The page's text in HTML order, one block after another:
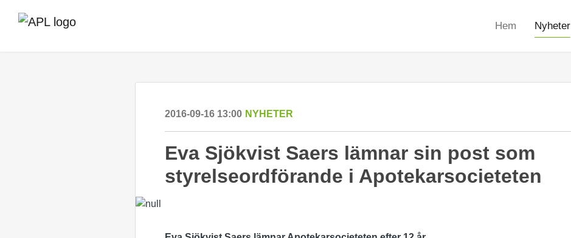
Hem Nyheter
2016-09-16 13:00 NYHETER
Eva Sjökvist Saers lämnar sin post som
styrelseordförande i Apotekarsocieteten